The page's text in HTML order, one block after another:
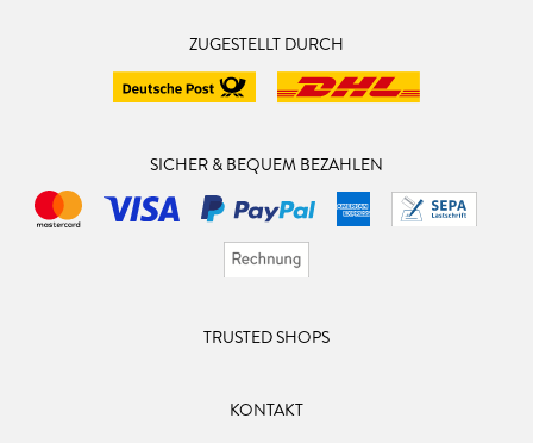
ZUGESTELLT DURCH
SICHER & BEQUEM BEZAHLEN
TRUSTED SHOPS
KONTAKT